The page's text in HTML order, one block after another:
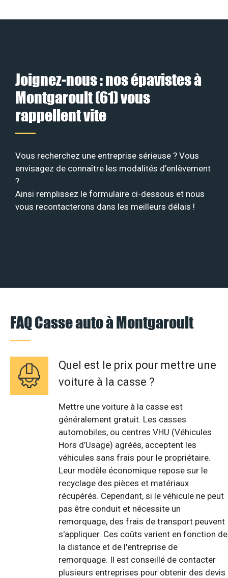
Joignez-nous : nos épavistes à
Montgaroult (61) vous
rappellent vite
Vous recherchez une entreprise sérieuse ? Vous
envisagez de connaître les modalités d’enlèvement
?
Ainsi remplissez le formulaire ci-dessous et nous
vous recontacterons dans les meilleurs délais !
FAQ Casse auto à Montgaroult
Quel est le prix pour mettre une
voiture à la casse ?
Mettre une voiture à la casse est
généralement gratuit. Les casses
automobiles, ou centres VHU (Véhicules
Hors d’Usage) agréés, acceptent les
véhicules sans frais pour le propriétaire.
Leur modèle économique repose sur le
recyclage des pièces et matériaux
récupérés. Cependant, si le véhicule ne peut
pas être conduit et nécessite un
remorquage, des frais de transport peuvent
s'appliquer. Ces coûts varient en fonction de
la distance et de l'entreprise de
remorquage. Il est conseillé de contacter
plusieurs entreprises pour obtenir des devis